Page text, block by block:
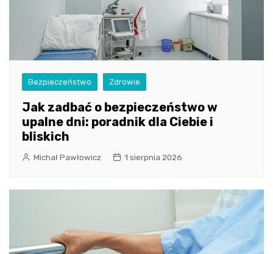
Bezpieczeństwo Zdrowie
Jak zadbać o bezpieczeństwo w
upalne dni: poradnik dla Ciebie i
bliskich
Michał Pawłowicz 1 sierpnia 2026